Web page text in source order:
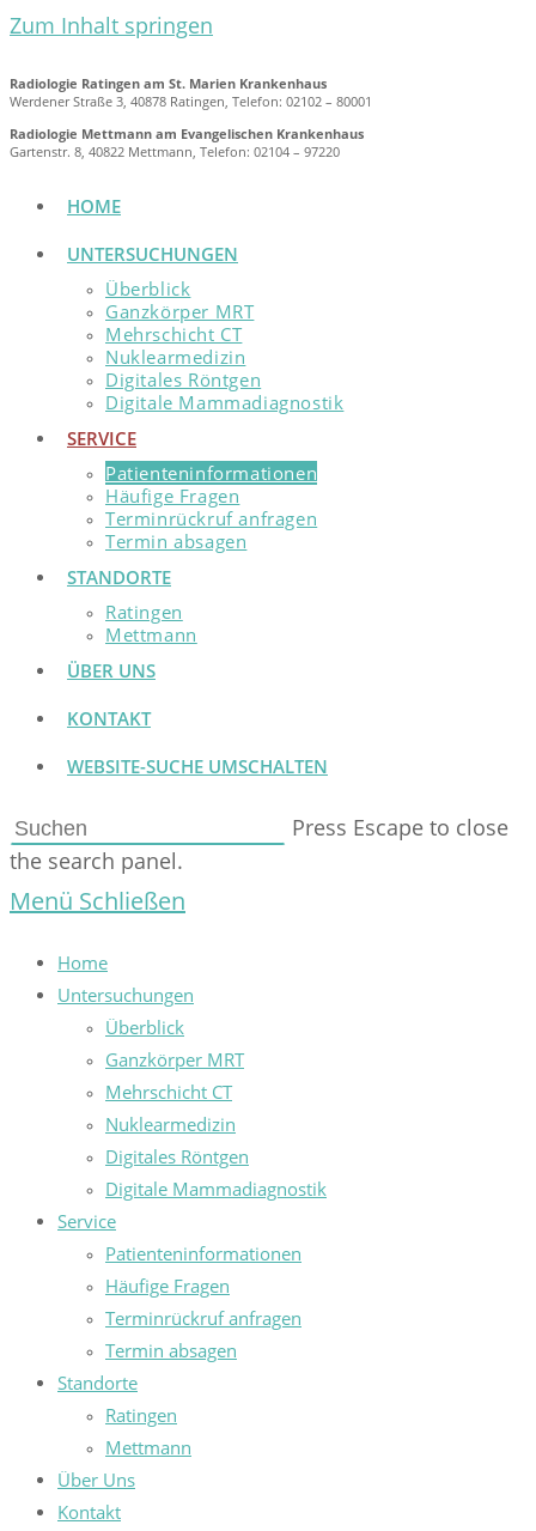
Zum Inhalt springen
Radiologie Ratingen am St. Marien Krankenhaus
Werdener Straße 3, 40878 Ratingen, Telefon: 02102 – 80001
Radiologie Mettmann am Evangelischen Krankenhaus
Gartenstr. 8, 40822 Mettmann, Telefon: 02104 – 97220
HOME
UNTERSUCHUNGEN
Überblick
Ganzkörper MRT
Mehrschicht CT
Nuklearmedizin
Digitales Röntgen
Digitale Mammadiagnostik
SERVICE
Patienteninformationen
Häufige Fragen
Terminrückruf anfragen
Termin absagen
STANDORTE
Ratingen
Mettmann
ÜBER UNS
KONTAKT
WEBSITE-SUCHE UMSCHALTEN
Press Escape to close
the search panel.
Menü Schließen
Home
Untersuchungen
Überblick
Ganzkörper MRT
Mehrschicht CT
Nuklearmedizin
Digitales Röntgen
Digitale Mammadiagnostik
Service
Patienteninformationen
Häufige Fragen
Terminrückruf anfragen
Termin absagen
Standorte
Ratingen
Mettmann
Über Uns
Kontakt